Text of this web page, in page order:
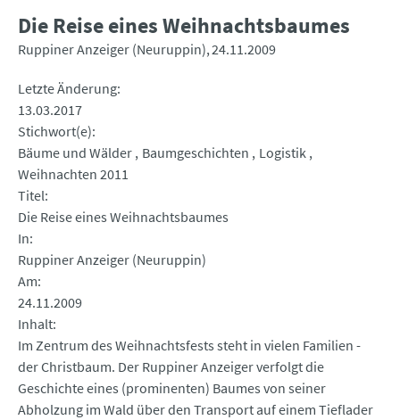
Die Reise eines Weihnachtsbaumes
Ruppiner Anzeiger (Neuruppin) 24.11.2009
Letzte Änderung
13.03.2017
Stichwort(e)
Bäume und Wälder Baumgeschichten
Logistik
Weihnachten 2011
Titel
Die Reise eines Weihnachtsbaumes
In
Ruppiner Anzeiger (Neuruppin)
Am
24.11.2009
Inhalt
Im Zentrum des Weihnachtsfests steht in vielen Familien -
der Christbaum. Der Ruppiner Anzeiger verfolgt die
Geschichte eines (prominenten) Baumes von seiner
Abholzung im Wald über den Transport auf einem Tieflader